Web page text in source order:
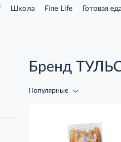
Школа Fine Life Готовая
Бренд
Популярные